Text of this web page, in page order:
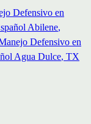
Defensivo en
Abilene,
Defensivo en
Agua Dulce, TX